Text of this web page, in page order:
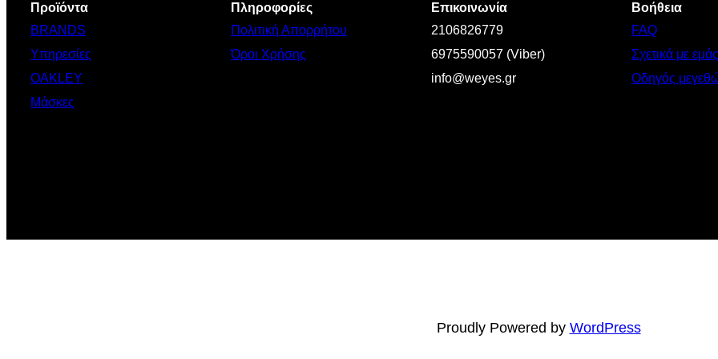
Προϊόντα
BRANDS
Υπηρεσίες
OAKLEY
Μάσκες
Πληροφορίες
Πολιτική Απορρήτου
Όροι Χρήσης
Επικοινωνία
2106826779
6975590057 (Viber)
info@weyes.gr
Βοήθεια
FAQ
Σχετικά με εμάς
Οδηγός
Proudly Powered by WordPress